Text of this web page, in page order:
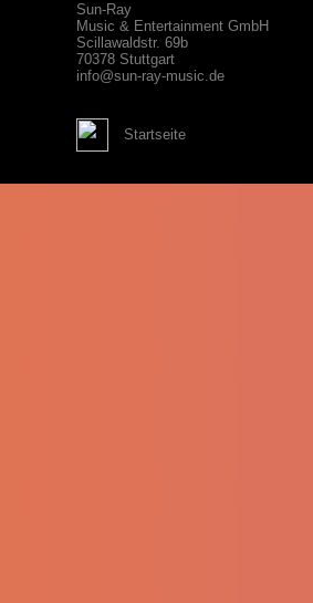
Sun-Ray
Music & Entertainment GmbH
Scillawaldstr. 69b
70378 Stuttgart
info@sun-ray-music.de
Startseite